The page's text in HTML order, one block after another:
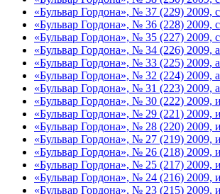
«Бульвар Гордона», № 37 (229) 2009,
«Бульвар Гордона», № 36 (228) 2009,
«Бульвар Гордона», № 35 (227) 2009,
«Бульвар Гордона», № 34 (226) 2009,
«Бульвар Гордона», № 33 (225) 2009,
«Бульвар Гордона», № 32 (224) 2009,
«Бульвар Гордона», № 31 (223) 2009,
«Бульвар Гордона», № 30 (222) 2009,
«Бульвар Гордона», № 29 (221) 2009,
«Бульвар Гордона», № 28 (220) 2009,
«Бульвар Гордона», № 27 (219) 2009,
«Бульвар Гордона», № 26 (218) 2009,
«Бульвар Гордона», № 25 (217) 2009,
«Бульвар Гордона», № 24 (216) 2009,
«Бульвар Гордона», № 23 (215) 2009,